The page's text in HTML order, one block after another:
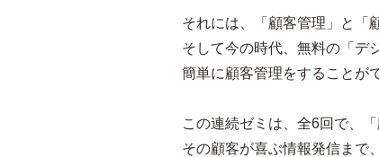
それには、「顧客管理」と「
そして今の時代、無料の「デ
簡単に顧客管理をすることが
この連続ゼミは、全6回で、
その顧客が喜ぶ情報発信まで